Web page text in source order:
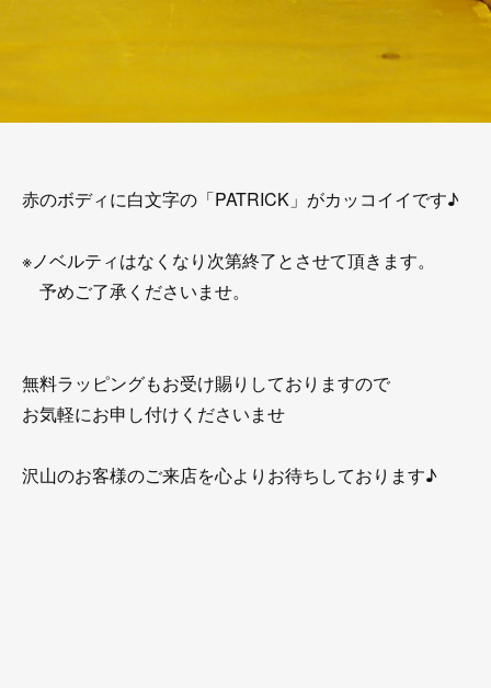
赤のボディに白文字の「PATRICK」がカッコイイです♪
※ノベルティはなくなり次第終了とさせて頂きます。
予めご了承くださいませ。
無料ラッピングもお受け賜りしておりますので
お気軽にお申し付けくださいませ
沢山のお客様のご来店を心よりお待ちしております♪